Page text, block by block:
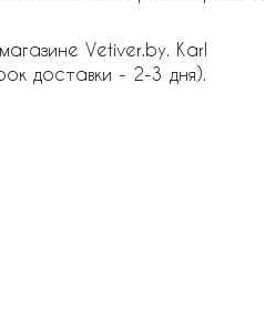
Vetiver.by. Karl
доставки - 2-3 дня).